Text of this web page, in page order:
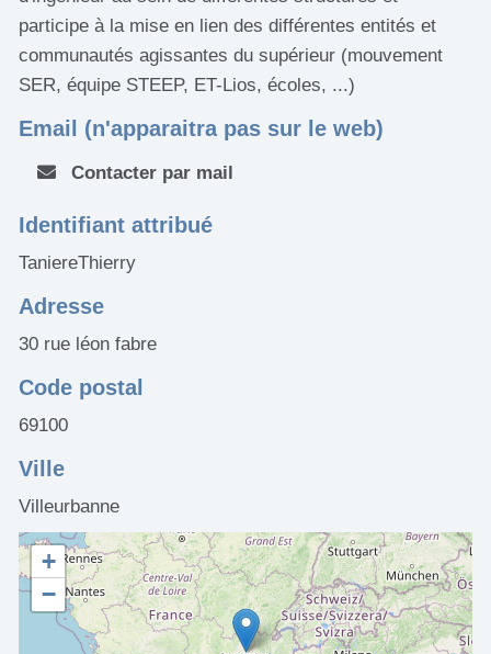
participe à la mise en lien des différentes entités et
communautés agissantes du supérieur (mouvement
SER, équipe STEEP, ET-Lios, écoles, ...)
Email (n'apparaitra pas sur le web)
Contacter par mail
Identifiant attribué
TaniereThierry
Adresse
30 rue léon fabre
Code postal
69100
Ville
Villeurbanne
+
−